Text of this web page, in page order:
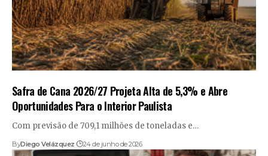
Safra de Cana 2026/27 Projeta Alta de 5,3% e Abre
Oportunidades Para o Interior Paulista
Com previsão de 709,1 milhões de toneladas e…
ByDiego Velázquez 24 de junho de 2026